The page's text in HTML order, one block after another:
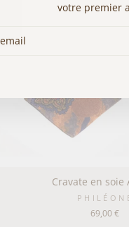
votre premier
Cravate en soie
69,00 €